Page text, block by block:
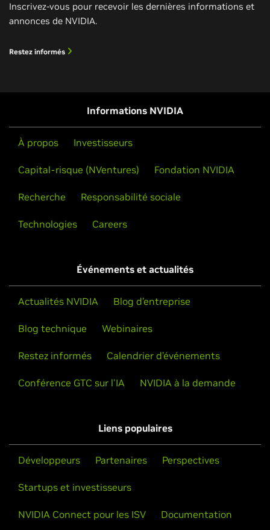
Inscrivez-vous pour recevoir les dernières informations et
annonces de NVIDIA.
Restez informés
Informations NVIDIA
À propos Investisseurs
Capital-risque (NVentures) Fondation NVIDIA
Recherche Responsabilité sociale
Technologies Careers
Événements et actualités
Actualités NVIDIA Blog d’entreprise
Blog technique Webinaires
Restez informés Calendrier d’événements
Conférence GTC sur l'IA NVIDIA à la demande
Liens populaires
Développeurs Partenaires Perspectives
Startups et investisseurs
NVIDIA Connect pour les ISV Documentation